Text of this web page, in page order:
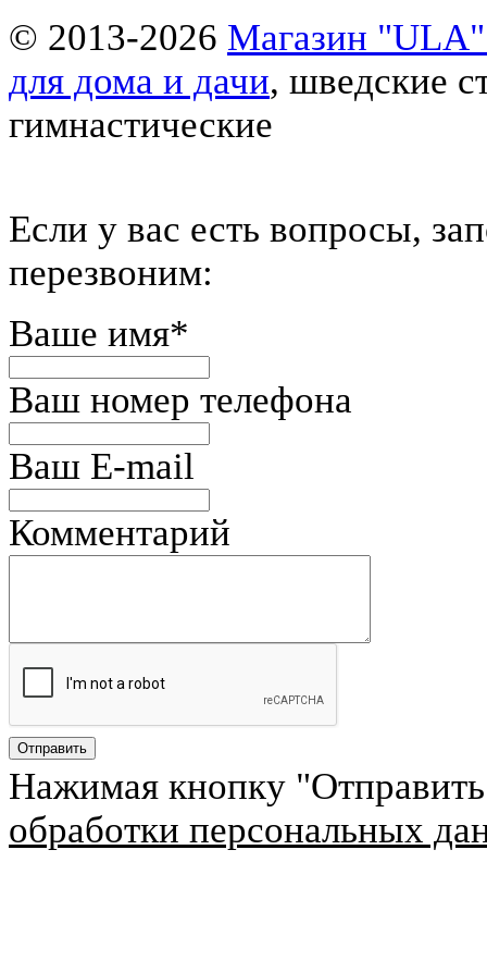
© 2013-2026 Магазин "ULA"
для дома и дачи, шведские
гимнастические
Eсли у вас есть вопросы,
перезвоним:
Ваше имя*
Ваш номер телефона
Ваш E-mail
Комментарий
Нажимая кнопку
обработки персональных